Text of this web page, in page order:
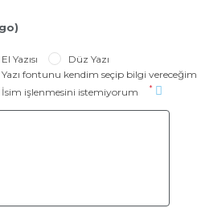
El Yazısı
Düz Yazı
Yazı fontunu kendim seçip bilgi vereceğim
İsim işlenmesini istemiyorum
*